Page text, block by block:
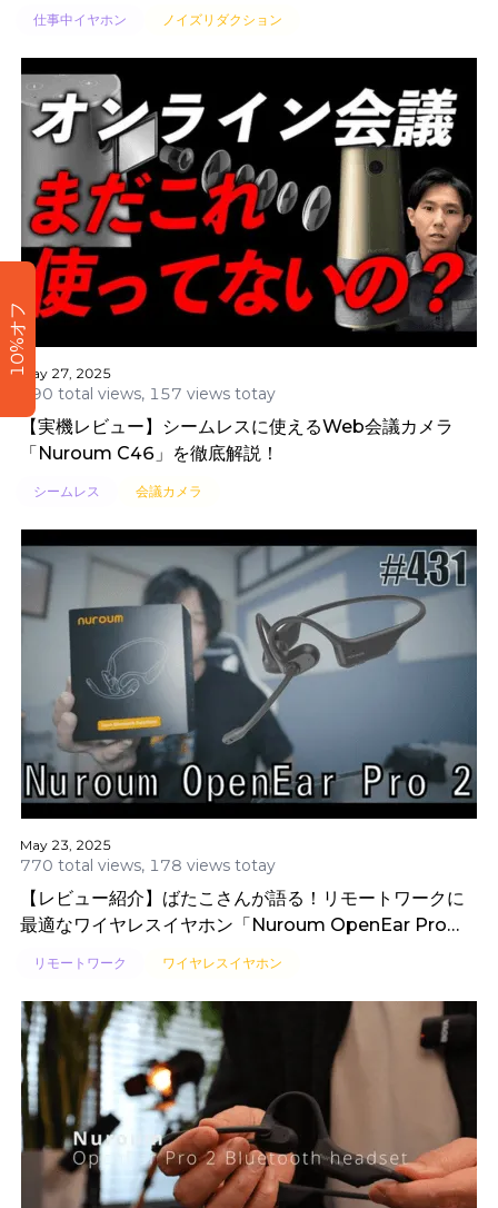
仕事中イヤホン ノイズリダクション
May 27, 2025
490 total views, 157 views totay
【実機レビュー】シームレスに使えるWeb会議カメラ
「Nuroum C46」を徹底解説！
シームレス 会議カメラ
May 23, 2025
770 total views, 178 views totay
【レビュー紹介】ばたこさんが語る！リモートワークに
最適なワイヤレスイヤホン「Nuroum OpenEar Pro
リモートワーク ワイヤレスイヤホン
10%オフ